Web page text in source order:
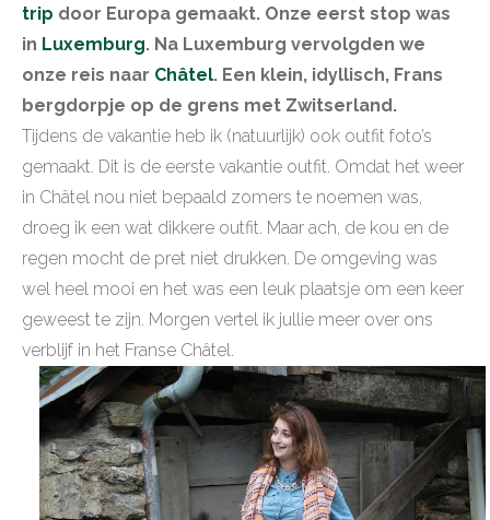
trip door Europa gemaakt. Onze eerst stop was
in Luxemburg. Na Luxemburg vervolgden we
onze reis naar Châtel. Een klein, idyllisch, Frans
bergdorpje op de grens met Zwitserland.
Tijdens de vakantie heb ik (natuurlijk) ook outfit foto’s
gemaakt. Dit is de eerste vakantie outfit. Omdat het weer
in Châtel nou niet bepaald zomers te noemen was,
droeg ik een wat dikkere outfit. Maar ach, de kou en de
regen mocht de pret niet drukken. De omgeving was
wel heel mooi en het was een leuk plaatsje om een keer
geweest te zijn. Morgen vertel ik jullie meer over ons
verblijf in het Franse Châtel.